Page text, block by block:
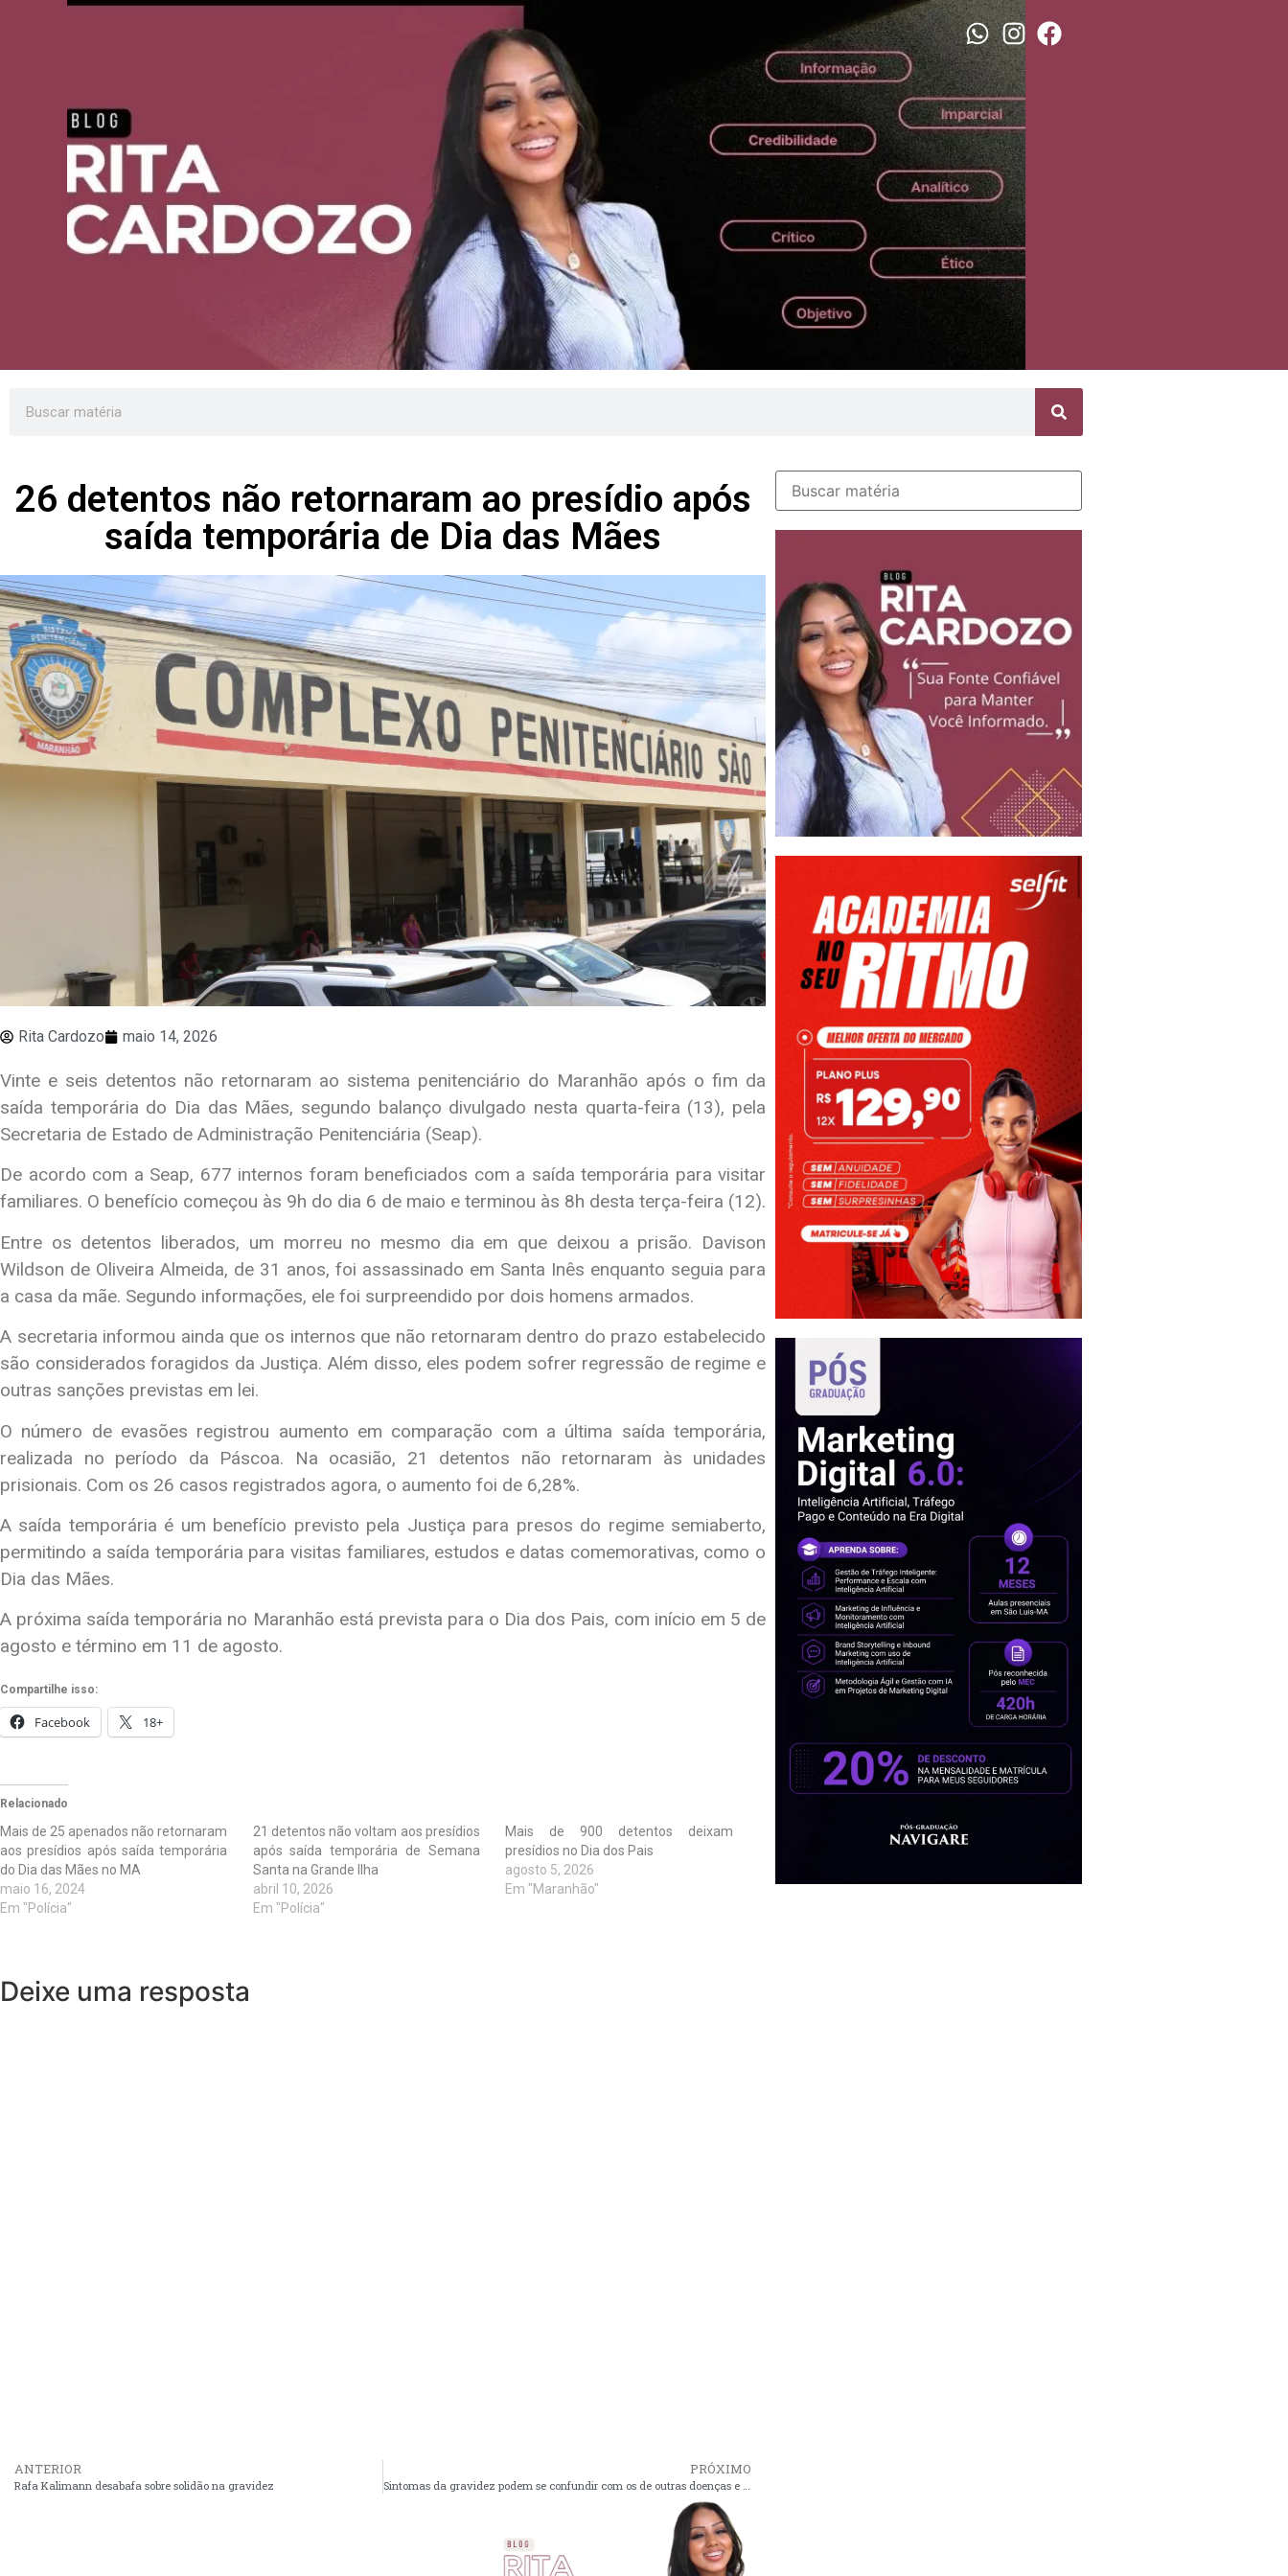
26 detentos não retornaram ao presídio após
saída temporária de Dia das Mães
Rita Cardozo maio 14, 2026
Vinte e seis detentos não retornaram ao sistema penitenciário do Maranhão após o fim da
saída temporária do Dia das Mães, segundo balanço divulgado nesta quarta-feira (13), pela
Secretaria de Estado de Administração Penitenciária (Seap).
De acordo com a Seap, 677 internos foram beneficiados com a saída temporária para visitar
familiares. O benefício começou às 9h do dia 6 de maio e terminou às 8h desta terça-feira (12).
Entre os detentos liberados, um morreu no mesmo dia em que deixou a prisão. Davison
Wildson de Oliveira Almeida, de 31 anos, foi assassinado em Santa Inês enquanto seguia para
a casa da mãe. Segundo informações, ele foi surpreendido por dois homens armados.
A secretaria informou ainda que os internos que não retornaram dentro do prazo estabelecido
são considerados foragidos da Justiça. Além disso, eles podem sofrer regressão de regime e
outras sanções previstas em lei.
O número de evasões registrou aumento em comparação com a última saída temporária,
realizada no período da Páscoa. Na ocasião, 21 detentos não retornaram às unidades
prisionais. Com os 26 casos registrados agora, o aumento foi de 6,28%.
A saída temporária é um benefício previsto pela Justiça para presos do regime semiaberto,
permitindo a saída temporária para visitas familiares, estudos e datas comemorativas, como o
Dia das Mães.
A próxima saída temporária no Maranhão está prevista para o Dia dos Pais, com início em 5 de
agosto e término em 11 de agosto.
Compartilhe isso:
Facebook 18+
Relacionado
Mais de 25 apenados não retornaram
aos presídios após saída temporária
do Dia das Mães no MA
maio 16, 2024
Em "Polícia"
21 detentos não voltam aos presídios
após saída temporária de Semana
Santa na Grande Ilha
abril 10, 2026
Em "Polícia"
Mais de 900 detentos deixam
presídios no Dia dos Pais
agosto 5, 2026
Em "Maranhão"
Deixe uma resposta
ANTERIOR
Rafa Kalimann desabafa sobre solidão na gravidez
PRÓXIMO